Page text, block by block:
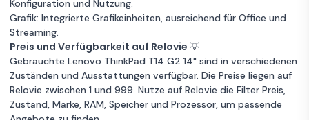
i5 2.6 GHz - SSD
512 GB - 16GB
AZERTY -
Französisch
Unbekannter Zustand
256GB Speicher Intel Core i5
Garantie 12 Monate
Lenovo
Garantie 12 Monate
Lenovo
ThinkPad T14 G2
14" Core i5 2.6
GHz - SSD 512
GB - 16GB
QWERTY -
533 €
Zum
Angebot
Guter Zustand 16 GB RAM
Konfiguration und Nutzung.
Grafik: Integrierte Grafikeinheiten, ausreichend für Office und
Streaming.
Preis und Verfügbarkeit auf Relovie 💡
Gebrauchte Lenovo ThinkPad T14 G2 14" sind in verschiedenen
Zuständen und Ausstattungen verfügbar. Die Preise liegen auf
Relovie zwischen 1 und 999. Nutze auf Relovie die Filter Preis,
Zustand, Marke, RAM, Speicher und Prozessor, um passende